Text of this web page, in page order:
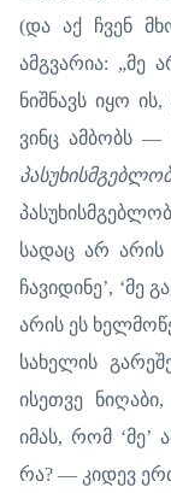
(და აქ ჩვენ
ამგვარია: „მე
ნიშნავს იყო
ვინც ამბობს —
სადაც არ არის
ჩავიდინე’, ‘მე
არის ეს
სახელის
ისეთვე
იმას, რომ ‘მე’
რა? — კიდევ